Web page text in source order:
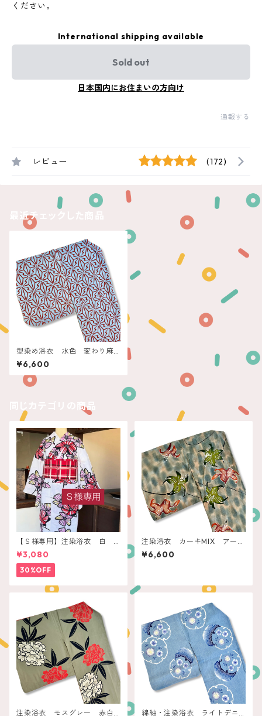
ください。
International shipping available
Sold out
日本国内にお住まいの方向け
通報する
レビュー (172)
最近チェックした商品
型染め浴衣 水色 変わり麻
の葉
¥6,600
同じカテゴリの商品
【Ｓ様専用】注染浴衣 白
赤いレトロフラワー
¥3,080
30%OFF
注染浴衣 カーキMIX アース
カラーリリー
¥6,600
注染浴衣 モスグレー 赤白 綿紬・注染浴衣 ライトデニ